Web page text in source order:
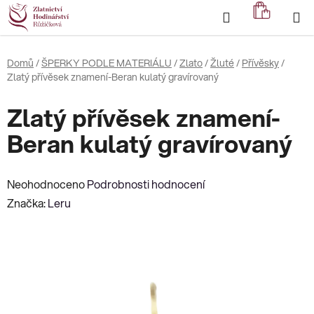
Přejít
na
obsah
Hledat
KOŠÍK
Domů /ŠPERKY PODLE MATERIÁLU /Zlato/Žluté/ Přívěsky/
Zlatý přívěsek znamení-Beran kulatý gravírovaný
Zlatý přívěsek znamení-
Beran kulatý gravírovaný
Průměrné
hodnocení
NeohodnocenoPodrobnosti hodnocení
Značka:Leru